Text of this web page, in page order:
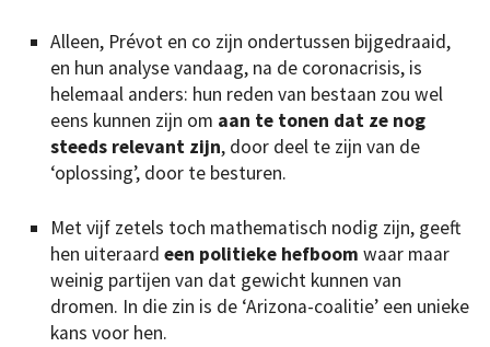
Alleen, Prévot en co zijn ondertussen bijgedraaid,
en hun analyse vandaag, na de coronacrisis, is
helemaal anders: hun reden van bestaan zou wel
eens kunnen zijn om aan te tonen dat ze nog
steeds relevant zijn, door deel te zijn van de
‘oplossing’, door te besturen.
Met vijf zetels toch mathematisch nodig zijn, geeft
hen uiteraard een politieke hefboom waar maar
weinig partijen van dat gewicht kunnen van
dromen. In die zin is de ‘Arizona-coalitie’ een unieke
kans voor hen.